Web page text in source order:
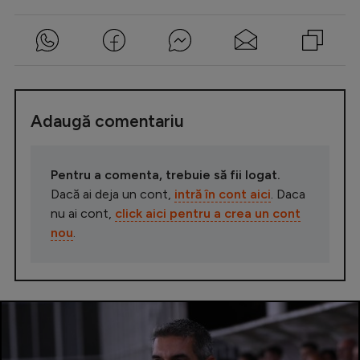
Adaugă comentariu
Pentru a comenta, trebuie să fii logat.
Dacă ai deja un cont, intră în cont aici . Daca
nu ai cont, click aici pentru a crea un cont
nou